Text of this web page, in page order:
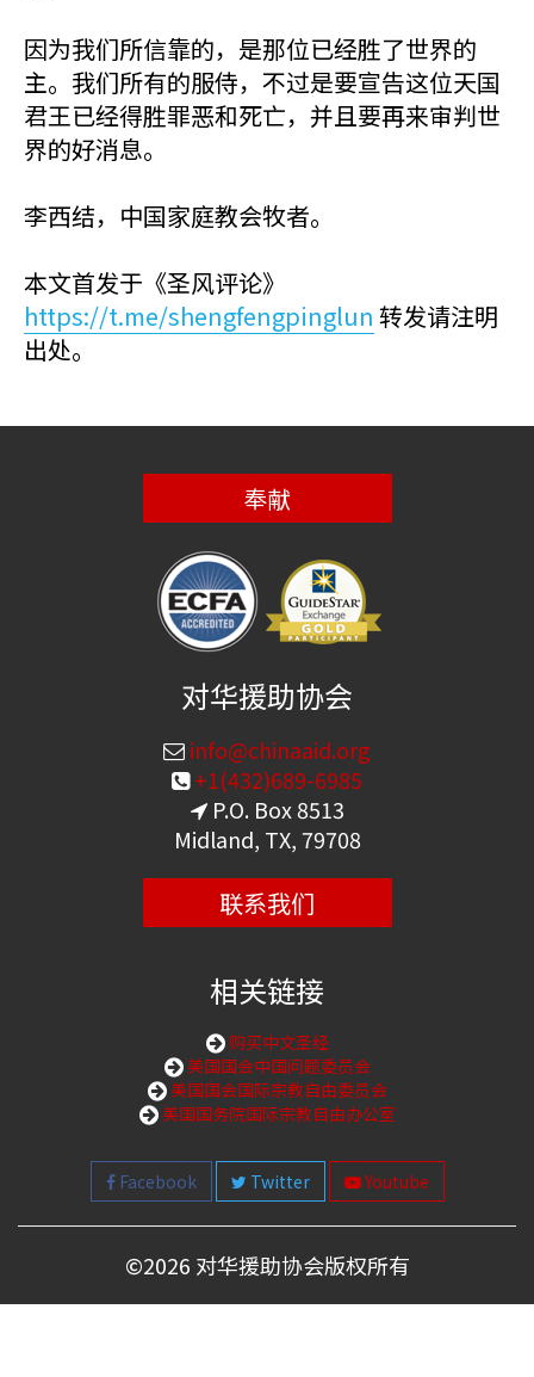
因为我们所信靠的，是那位已经胜了世界的
主。我们所有的服侍，不过是要宣告这位天国
君王已经得胜罪恶和死亡，并且要再来审判世
界的好消息。
李西结，中国家庭教会牧者。
本文首发于《圣风评论》
https://t.me/shengfengpinglun 转发请注明
出处。
奉献
对华援助协会
info@chinaaid.org
+1(432)689-6985
P.O. Box 8513
Midland, TX, 79708
联系我们
相关链接
购买中文圣经
美国国会中国问题委员会
美国国会国际宗教自由委员会
美国国务院国际宗教自由办公室
Facebook Twitter Youtube
©2026 对华援助协会版权所有